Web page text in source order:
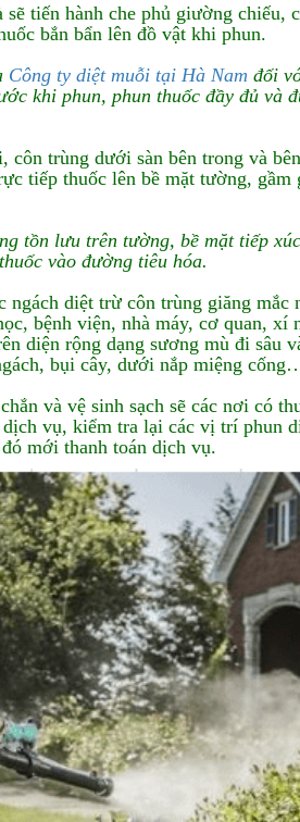
tiến hành che phủ giường chiếu,
bắn bẩn lên đồ vật khi phun.
Công ty diệt muỗi tại Hà Nam đối
khi phun, phun thuốc đầy đủ và
trùng dưới sàn bên trong và
tiếp thuốc lên bề mặt tường, gầm
tồn lưu trên tường, bề mặt tiếp
vào đường tiêu hóa.
ngách diệt trừ côn trùng giăng
bệnh viện, nhà máy, cơ quan,
diện rộng dạng sương mù đi sâu
bụi cây, dưới nắp miệng
và vệ sinh sạch sẽ các nơi có
vụ, kiểm tra lại các vị trí phun
mới thanh toán dịch vụ.